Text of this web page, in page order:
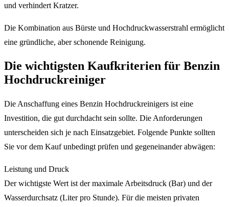
und verhindert Kratzer.
Die Kombination aus Bürste und Hochdruckwasserstrahl ermöglicht
eine gründliche, aber schonende Reinigung.
Die wichtigsten Kaufkriterien für Benzin
Hochdruckreiniger
Die Anschaffung eines Benzin Hochdruckreinigers ist eine
Investition, die gut durchdacht sein sollte. Die Anforderungen
unterscheiden sich je nach Einsatzgebiet. Folgende Punkte sollten
Sie vor dem Kauf unbedingt prüfen und gegeneinander abwägen:
Leistung und Druck
Der wichtigste Wert ist der maximale Arbeitsdruck (Bar) und der
Wasserdurchsatz (Liter pro Stunde). Für die meisten privaten